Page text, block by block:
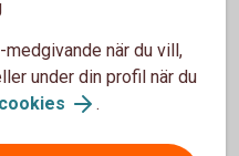
digitala support på
fredag 08.00-
18.00 (stängt
när du vill,
under din profil när du
.